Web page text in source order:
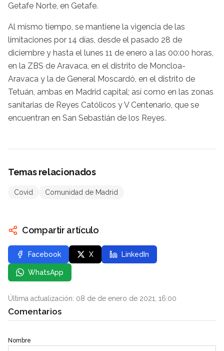
Getafe Norte, en Getafe.
Al mismo tiempo, se mantiene la vigencia de las
limitaciones por 14 días, desde el pasado 28 de
diciembre y hasta el lunes 11 de enero a las 00:00 horas,
en la ZBS de Aravaca, en el distrito de Moncloa-
Aravaca y la de General Moscardó, en el distrito de
Tetuán, ambas en Madrid capital; así como en las zonas
sanitarias de Reyes Católicos y V Centenario, que se
encuentran en San Sebastián de los Reyes.
Temas relacionados
Covid Comunidad de Madrid
Compartir artículo
Facebook X LinkedIn
WhatsApp
Última actualización: 08 de de enero de 2021, 16:00
Comentarios
Nombre